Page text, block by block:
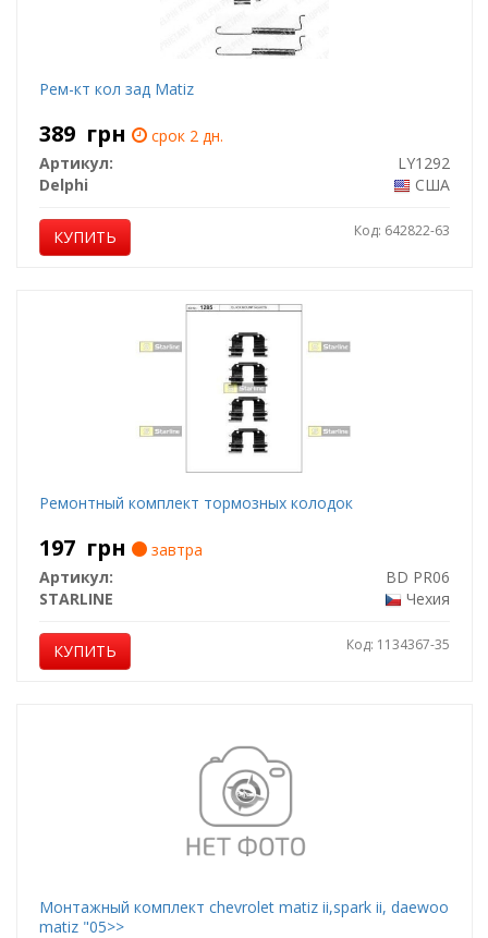
Рем-кт кол зад Matiz
389 грн
срок 2 дн.
Артикул:
LY1292
Delphi
США
КУПИТЬ Код: 642822-63
Ремонтный комплект тормозных колодок
197 грн
завтра
Артикул:
BD PR06
STARLINE
Чехия
КУПИТЬ Код: 1134367-35
Монтажный комплект chevrolet matiz ii,spark ii, daewoo
matiz "05>>